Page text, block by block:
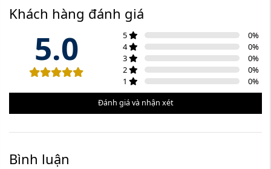
Khách hàng đánh giá
5.0 5 0%
4
0%
3
0%
2
0%
1
0%
Đánh giá và nhận xét
Bình luận